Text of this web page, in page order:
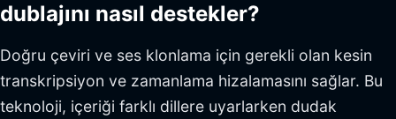
dublajını nasıl destekler?
Doğru çeviri ve ses klonlama için gerekli olan kesin
transkripsiyon ve zamanlama hizalamasını sağlar. Bu
teknoloji, içeriği farklı dillere uyarlarken dudak